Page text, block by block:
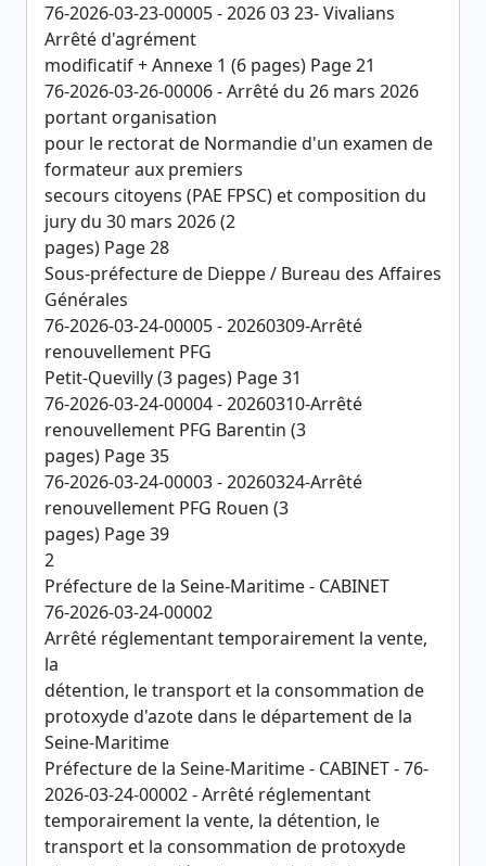
76-2026-03-23-00005 - 2026 03 23- Vivalians
Arrêté d'agrément
modificatif + Annexe 1 (6 pages) Page 21
76-2026-03-26-00006 - Arrêté du 26 mars 2026
portant organisation
pour le rectorat de Normandie d'un examen de
formateur aux premiers
secours citoyens (PAE FPSC) et composition du
jury du 30 mars 2026 (2
pages) Page 28
Sous-préfecture de Dieppe / Bureau des Affaires
Générales
76-2026-03-24-00005 - 20260309-Arrêté
renouvellement PFG
Petit-Quevilly (3 pages) Page 31
76-2026-03-24-00004 - 20260310-Arrêté
renouvellement PFG Barentin (3
pages) Page 35
76-2026-03-24-00003 - 20260324-Arrêté
renouvellement PFG Rouen (3
pages) Page 39
2
Préfecture de la Seine-Maritime - CABINET
76-2026-03-24-00002
Arrêté réglementant temporairement la vente,
la
détention, le transport et la consommation de
protoxyde d'azote dans le département de la
Seine-Maritime
Préfecture de la Seine-Maritime - CABINET - 76-
2026-03-24-00002 - Arrêté réglementant
temporairement la vente, la détention, le
transport et la consommation de protoxyde